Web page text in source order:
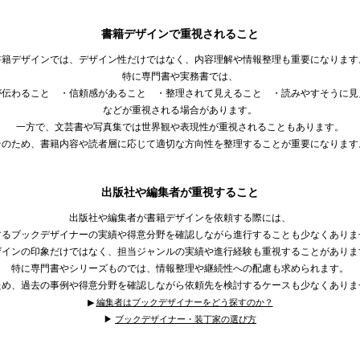
書籍デザインで重視されること
デザインでは、デザイン性だけではなく、内容理解や情報整理も重要になります
特に専門書や実務書では、
伝わること ・信頼感があること ・整理されて見えること ・読みやすそうに見
などが重視される場合があります。
一方で、文芸書や写真集では世界観や表現性が重視されることもあります。
のため、書籍内容や読者層に応じて適切な方向性を整理することが重要になります
出版社や編集者が重視すること
出版社や編集者が書籍デザインを依頼する際には、
ブックデザイナーの実績や得意分野を確認しながら進行することも少なくありま
ンの印象だけではなく、担当ジャンルの実績や進行経験も重視することがありま
特に専門書やシリーズものでは、情報整理や継続性への配慮も求められます。
、過去の事例や得意分野を確認しながら依頼先を検討するケースも少なくありま
▶︎ 編集者はブックデザイナーをどう探すのか？
▶︎ ブックデザイナー・装丁家の選び方